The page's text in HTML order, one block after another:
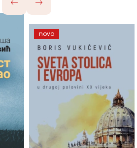
novo